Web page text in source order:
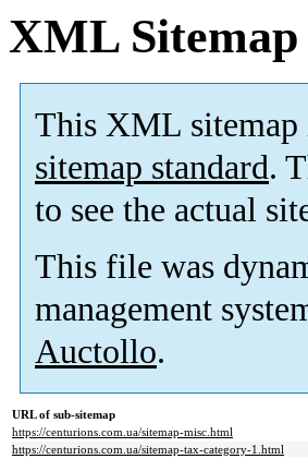
XML
This XML sitemap
sitemap standard.
to see the actual
This file was
management
Auctollo.
URL of sub-sitemap
https://centurions.com.ua/sitemap-misc.html
https://centurions.com.ua/sitemap-tax-category-1.html